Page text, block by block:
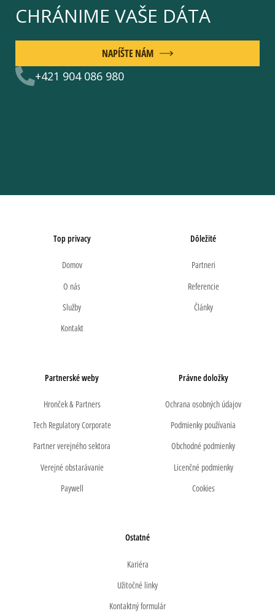
CHRÁNIME VAŠE DÁTA
+421 904 086 980
NAPÍŠTE NÁM
Top privacy
Domov
O nás
Služby
Kontakt
Dôležité
Partneri
Referencie
Články
Partnerské weby
Hronček & Partners
Tech Regulatory Corporate
Partner verejného sektora
Verejné obstarávanie
Paywell
Právne doložky
Ochrana osobných údajov
Podmienky používania
Obchodné podmienky
Licenčné podmienky
Cookies
Ostatné
Kariéra
Užitočné linky
Kontaktný formulár